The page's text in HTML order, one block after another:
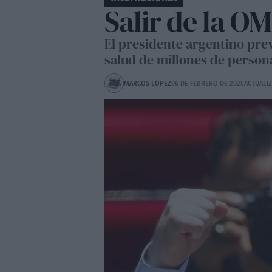
Salir de la
El presidente argentino
salud de millones de
MARCOS LÓPEZ06 DE FEBRERO DE 2025